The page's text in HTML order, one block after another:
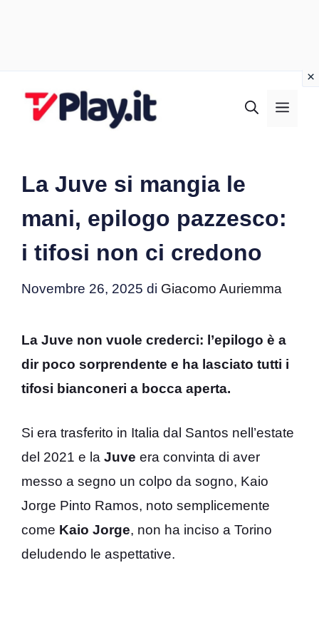
La Juve si mangia le
mani, epilogo pazzesco:
i tifosi non ci credono
Novembre 26, 2025 di Giacomo Auriemma
La Juve non vuole crederci: l’epilogo è a
dir poco sorprendente e ha lasciato tutti i
tifosi bianconeri a bocca aperta.
Si era trasferito in Italia dal Santos nell’estate
del 2021 e la Juve era convinta di aver
messo a segno un colpo da sogno, Kaio
Jorge Pinto Ramos, noto semplicemente
come Kaio Jorge, non ha inciso a Torino
deludendo le aspettative.